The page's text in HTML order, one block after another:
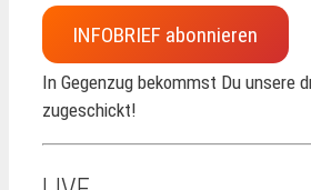
INFOBRIEF abonnieren
In Gegenzug bekommst Du unsere
zugeschickt!